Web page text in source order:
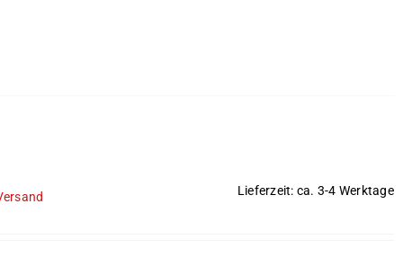
Lieferzeit: ca. 3-4 Werktage